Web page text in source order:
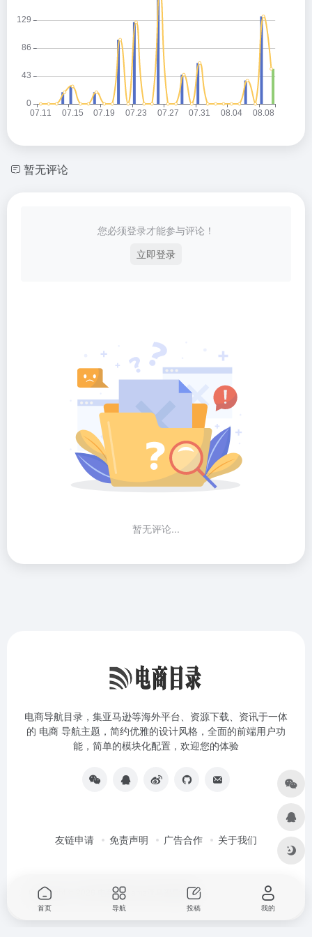
暂无评论
您必须登录才能参与评论！
立即登录
暂无评论...
电商导航目录，集亚马逊等海外平台、资源下载、资讯于一体
的 电商 导航主题，简约优雅的设计风格，全面的前端用户功
能，简单的模块化配置，欢迎您的体验
友链申请 免责声明 广告合作 关于我们
Copyright © 2026 电商目录amz亚马逊导航站
首页 导航 投稿 我的